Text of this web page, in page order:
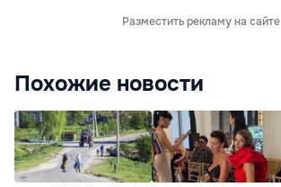
Разместить рекламу на сайте
Похожие новости